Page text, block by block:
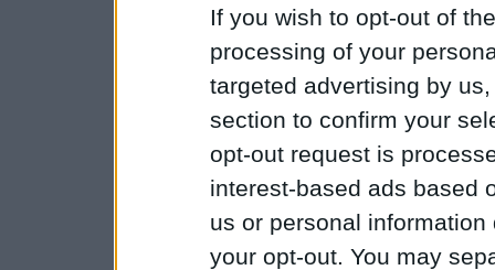
If you wish to opt-out of
processing of your
targeted advertising by
section to confirm your
opt-out request is
interest-based ads based
us or personal
your opt-out. You may